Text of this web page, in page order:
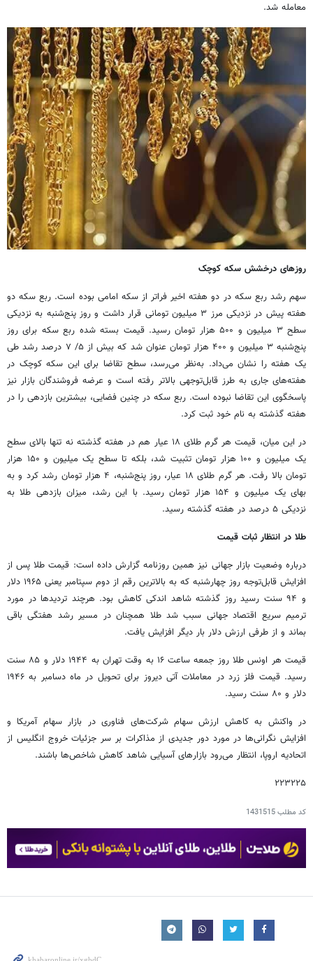
معامله شد.
روزهای درخشش سکه کوچک
سهم رشد ربع سکه در دو هفته اخیر فراتر از سکه امامی بوده است. ربع سکه دو
هفته پیش در نزدیکی مرز ۳ میلیون تومانی قرار داشت و روز پنج‌شنبه به نزدیکی
سطح ۳ میلیون و ۵۰۰ هزار تومان رسید. قیمت بسته شده ربع سکه برای روز
پنج‌شنبه ۳ میلیون و ۴۰۰ هزار تومان عنوان شد که بیش از ۵/ ۷ درصد رشد طی
یک هفته را نشان می‌داد. به‌نظر می‌رسد، سطح تقاضا برای این سکه کوچک در
هفته‌های جاری به طرز قابل‌توجهی بالاتر رفته است و عرضه فروشندگان بازار نیز
پاسخگوی این تقاضا نبوده است. ربع سکه در چنین فضایی، بیشترین بازدهی را در
هفته گذشته به نام خود ثبت کرد.
در این میان، قیمت هر گرم طلای ۱۸ عیار هم در هفته گذشته نه تنها بالای سطح
یک میلیون و ۱۰۰ هزار تومان تثبیت شد، بلکه تا سطح یک میلیون و ۱۵۰ هزار
تومان بالا رفت. هر گرم طلای ۱۸ عیار، روز پنج‌شنبه، ۴ هزار تومان رشد کرد و به
بهای یک میلیون و ۱۵۴ هزار تومان رسید. با این رشد، میزان بازدهی طلا به
نزدیکی ۵ درصد در هفته گذشته رسید.
طلا در انتظار ثبات قیمت
درباره وضعیت بازار جهانی نیز همین روزنامه گزارش داده است: قیمت طلا پس از
افزایش قابل‌توجه روز چهارشنبه که به بالاترین رقم از دوم سپتامبر یعنی ۱۹۶۵ دلار
و ۹۴ سنت رسید روز گذشته شاهد اندکی کاهش بود. هرچند تردیدها در مورد
ترمیم سریع اقتصاد جهانی سبب شد طلا همچنان در مسیر رشد هفتگی باقی
بماند و از طرفی ارزش دلار بار دیگر افزایش یافت.
قیمت هر اونس طلا روز جمعه ساعت ۱۶ به وقت تهران به ۱۹۴۴ دلار و ۸۵ سنت
رسید. قیمت فلز زرد در معاملات آتی دیروز برای تحویل در ماه دسامبر به ۱۹۴۶
دلار و ۸۰ سنت رسید.
در واکنش به کاهش ارزش سهام شرکت‌های فناوری در بازار سهام آمریکا و
افزایش نگرانی‌ها در مورد دور جدیدی از مذاکرات بر سر جزئیات خروج انگلیس از
اتحادیه اروپا، انتظار می‌رود بازارهای آسیایی شاهد کاهش شاخص‌ها باشند.
۲۲۳۲۲۵
کد مطلب1431515